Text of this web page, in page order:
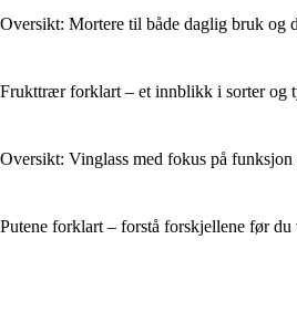
Oversikt: Mortere til både daglig bruk og
Frukttrær forklart – et innblikk i sorter og
Oversikt: Vinglass med fokus på
Putene forklart – forstå forskjellene før du